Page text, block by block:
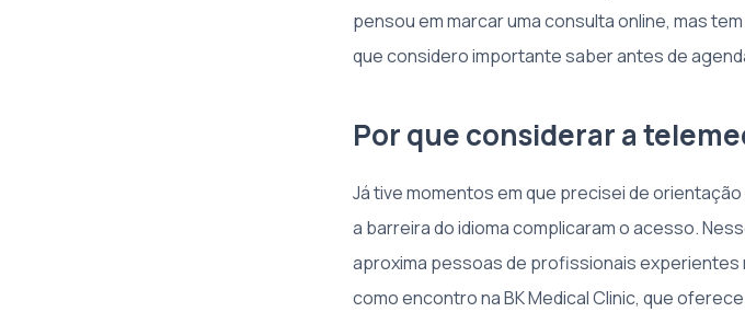
pensou em marcar uma consulta online, mas
que considero importante saber antes de
Por que considerar a
Já tive momentos em que precisei de
a barreira do idioma complicaram o acesso.
aproxima pessoas de profissionais experientes
como encontro na BK Medical Clinic, que